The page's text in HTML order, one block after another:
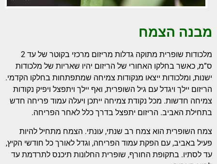
מבנה הצמח
מלכודות שופרית מתוקה גדלות מריזום מרכזי בקוטר של עד 2
ס”מ, כאשר בחלקו האחורי של הריזום יהיו שאריות של מלכודות
ישנות, ומלכודות ייצאו מנקודות צמיחה שמתפתחות בחלקו הקדמי.
הריזום יילך ויגדל עם גיל השופרית, ואף יילך ויתפצל ויפיק נקודות
צמיחה חדשות. מכל נקודת צמיחה ייתכן ויעלה עמוד פריחה חדש
בתחילת האביב. הריזום יתפצל בדרך כלל לאחר הפריחה.
צמח השופרית הוא צמח רב שנתי, עונתי. הצמח מתחיל להיות
פעיל באביב, עם הפקת עמוד הפריחה, וגדל לאורך כל חודשי הקיץ,
עד לסתיו. בתקופת החורף, שופרית החלונות תיכנס לתרדמת עד